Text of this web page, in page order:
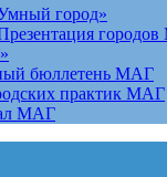
город»
бюллетень МАГ
практик МАГ
МАГ